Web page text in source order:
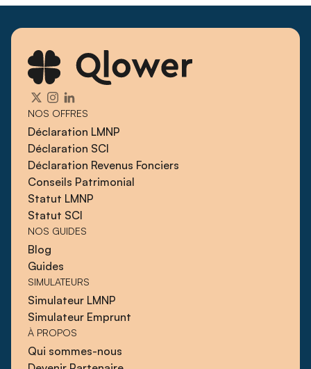
NOS OFFRES
Déclaration LMNP
Déclaration SCI
Déclaration Revenus Fonciers
Conseils Patrimonial
Statut LMNP
Statut SCI
NOS GUIDES
Blog
Guides
SIMULATEURS
Simulateur LMNP
Simulateur Emprunt
À PROPOS
Qui sommes-nous